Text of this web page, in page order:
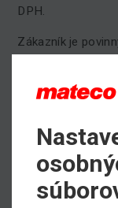
DPH.
Zákazník je
bezodkladne
informovať
doručená.